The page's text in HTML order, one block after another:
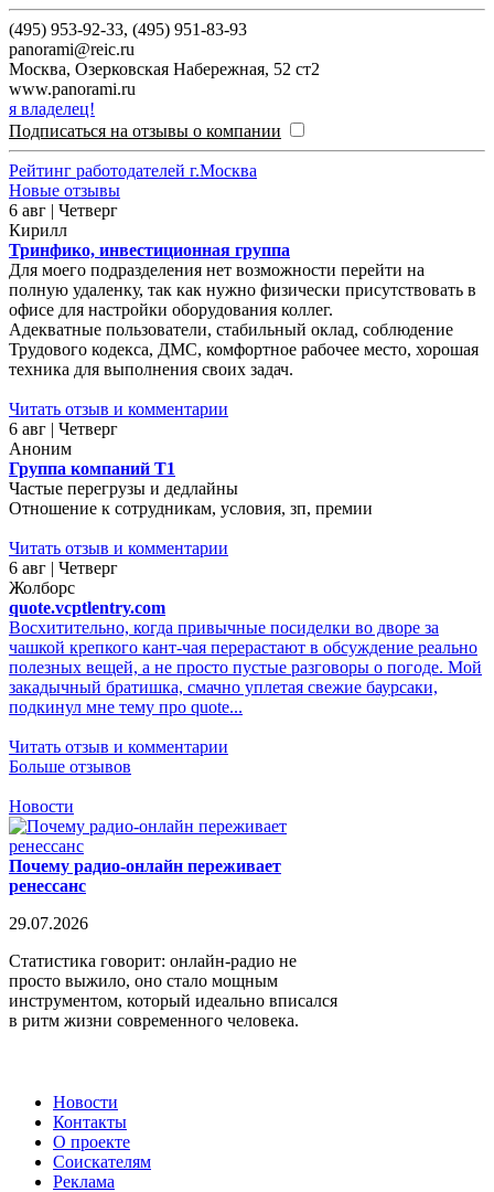
(495) 953-92-33, (495) 951-83-93
panorami@reic.ru
Москва, Озерковская Набережная, 52 ст2
www.panorami.ru
я владелец!
Подписаться на отзывы о компании
Рейтинг работодателей г.Москва
Новые отзывы
6 авг | Четверг
Кирилл
Тринфико, инвестиционная группа
Для моего подразделения нет возможности перейти на
полную удаленку, так как нужно физически присутствовать в
офисе для настройки оборудования коллег.
Адекватные пользователи, стабильный оклад, соблюдение
Трудового кодекса, ДМС, комфортное рабочее место, хорошая
техника для выполнения своих задач.
Читать отзыв и комментарии
6 авг | Четверг
Аноним
Группа компаний Т1
Частые перегрузы и дедлайны
Отношение к сотрудникам, условия, зп, премии
Читать отзыв и комментарии
6 авг | Четверг
Жолборс
quote.vcptlentry.com
Восхитительно, когда привычные посиделки во дворе за
чашкой крепкого кант-чая перерастают в обсуждение реально
полезных вещей, а не просто пустые разговоры о погоде. Мой
закадычный братишка, смачно уплетая свежие баурсаки,
подкинул мне тему про quote...
Читать отзыв и комментарии
Больше отзывов
Новости
Почему радио-онлайн переживает
ренессанс
29.07.2026
Статистика говорит: онлайн-радио не
просто выжило, оно стало мощным
инструментом, который идеально вписался
в ритм жизни современного человека.
Новости
Контакты
О проекте
Соискателям
Реклама